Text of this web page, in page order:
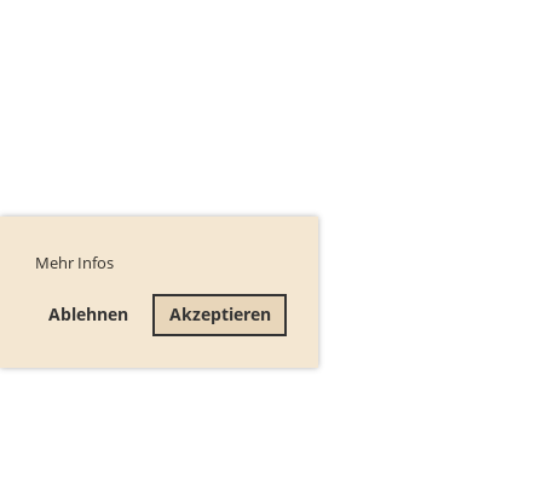
Mehr Infos
Ablehnen Akzeptieren